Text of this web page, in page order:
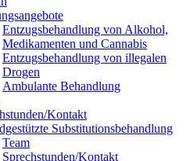
Entzugsbehandlung von Alkohol,
Medikamenten und Cannabis
Entzugsbehandlung von illegalen
Drogen
Ambulante Behandlung
Kontakt
Substitutionsbehandlung
Team
Sprechstunden/Kontakt